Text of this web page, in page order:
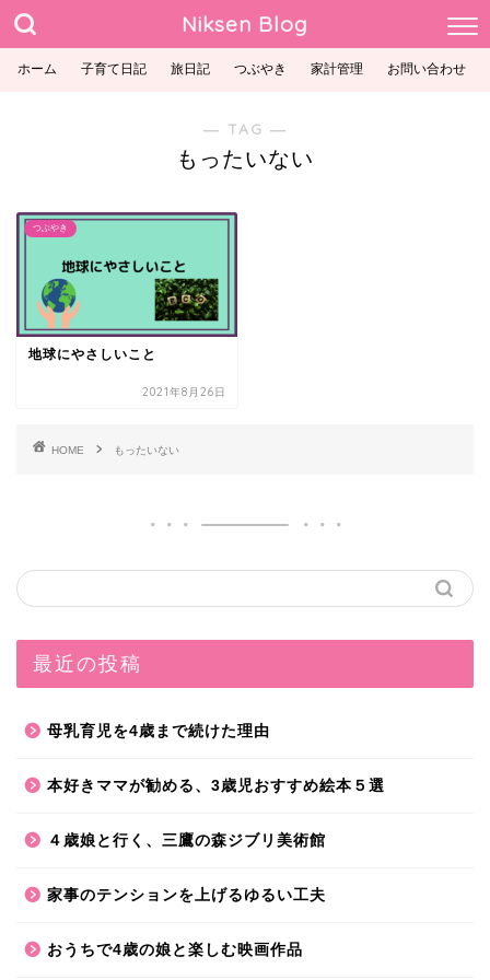
Niksen Blog
ホーム 子育て日記 旅日記 つぶやき 家計管理 お問い合わせ
― TAG ―
もったいない
つぶやき
地球にやさしいこと
2021年8月26日
HOME もったいない
最近の投稿
母乳育児を4歳まで続けた理由
本好きママが勧める、3歳児おすすめ絵本５選
４歳娘と行く、三鷹の森ジブリ美術館
家事のテンションを上げるゆるい工夫
おうちで4歳の娘と楽しむ映画作品